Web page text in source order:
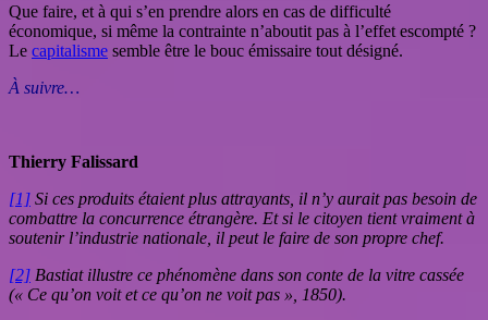
Que faire, et à qui s’en prendre alors en cas de difficulté
économique, si même la contrainte n’aboutit pas à l’effet escompté ?
Le capitalisme semble être le bouc émissaire tout désigné.
À suivre…
Thierry Falissard
[1] Si ces produits étaient plus attrayants, il n’y aurait pas besoin de
combattre la concurrence étrangère. Et si le citoyen tient vraiment à
soutenir l’industrie nationale, il peut le faire de son propre chef.
[2] Bastiat illustre ce phénomène dans son conte de la vitre cassée
(« Ce qu’on voit et ce qu’on ne voit pas », 1850).